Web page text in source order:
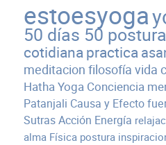
estoesyoga
50 días 50
cotidianapractica
meditacion filosofía vida
Hatha Yoga Conciencia
Patanjali Causa y Efecto
SutrasAcción Energía
alma Física postura